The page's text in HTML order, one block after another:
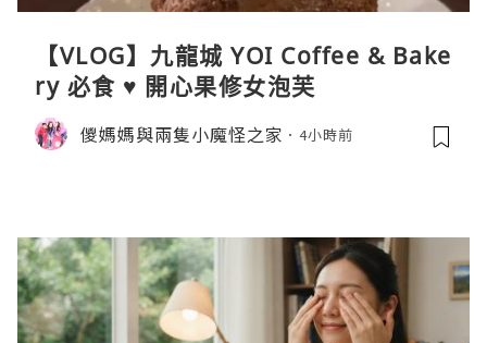
【VLOG】九龍城 YOI Coffee & Bake
ry 必食 ♥ 開心果修女泡芙
儍媽媽與兩隻小魔怪之家 4小時前